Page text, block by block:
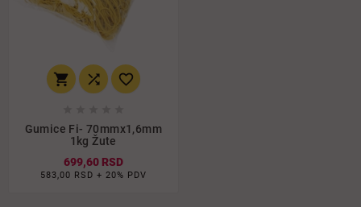
  
Gumice Fi- 70mmx1,6mm
1kg Žute
699,60 RSD
583,00 RSD + 20% PDV